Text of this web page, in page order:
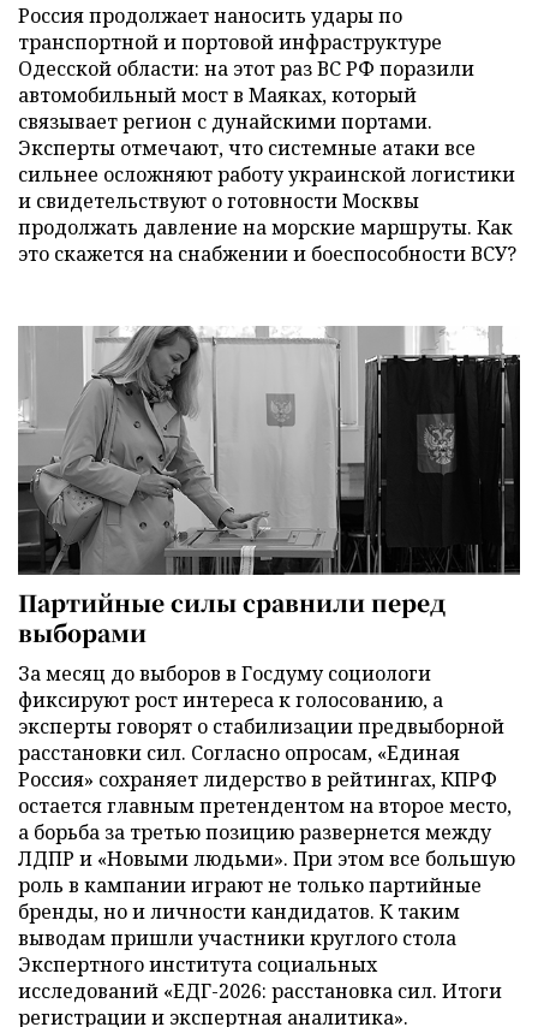
Россия продолжает наносить удары по
транспортной и портовой инфраструктуре
Одесской области: на этот раз ВС РФ поразили
автомобильный мост в Маяках, который
связывает регион с дунайскими портами.
Эксперты отмечают, что системные атаки все
сильнее осложняют работу украинской логистики
и свидетельствуют о готовности Москвы
продолжать давление на морские маршруты. Как
это скажется на снабжении и боеспособности ВСУ?
Партийные силы сравнили перед
выборами
За месяц до выборов в Госдуму социологи
фиксируют рост интереса к голосованию, а
эксперты говорят о стабилизации предвыборной
расстановки сил. Согласно опросам, «Единая
Россия» сохраняет лидерство в рейтингах, КПРФ
остается главным претендентом на второе место,
а борьба за третью позицию развернется между
ЛДПР и «Новыми людьми». При этом все большую
роль в кампании играют не только партийные
бренды, но и личности кандидатов. К таким
выводам пришли участники круглого стола
Экспертного института социальных
исследований «ЕДГ-2026: расстановка сил. Итоги
регистрации и экспертная аналитика».